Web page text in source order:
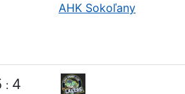
AHK Sokoľany
: 4